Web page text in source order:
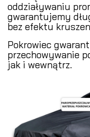
oddziaływaniu
gwarantujemy
bez efektu
Pokrowiec
przechowywanie
jak i wewnątrz.